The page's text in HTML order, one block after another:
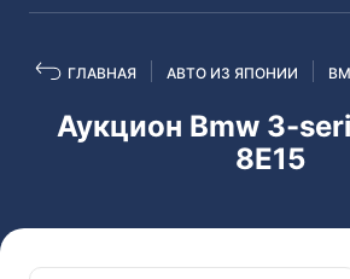
ГЛАВНАЯ АВТО ИЗ ЯПОНИИ
Аукцион Bmw 3-
8E15